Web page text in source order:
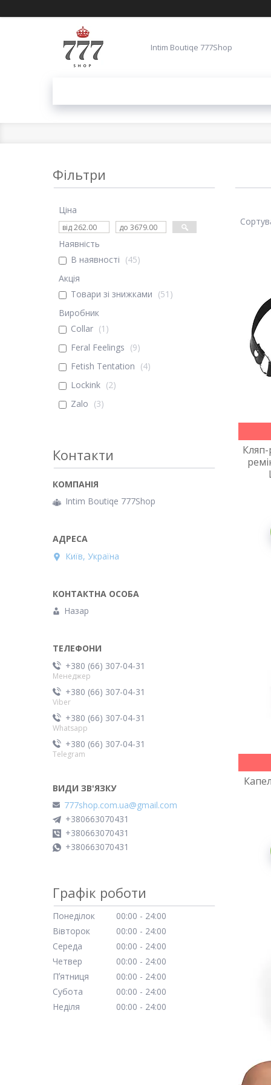
Intim Boutiqe 777Shop
Фільтри
Ціна
Наявність
В наявності
45
Акція
Товари зі знижками
51
Виробник
Collar
1
Feral Feelings
9
Fetish Tentation
4
Lockink
2
Zalo
3
Контакти
Intim Boutiqe 777Shop
Київ, Україна
Назар
+380 (66) 307-04-31
Менеджер
+380 (66) 307-04-31
Viber
+380 (66) 307-04-31
Whatsapp
+380 (66) 307-04-31
Telegram
777shop.com.ua@gmail.com
+380663070431
+380663070431
+380663070431
Графік роботи
Понеділок 00:00
24:00
Вівторок
00:00
24:00
Середа
00:00
24:00
Четвер
00:00
24:00
Пʼятниця
00:00
24:00
Субота
00:00
24:00
Неділя
00:00 24:00